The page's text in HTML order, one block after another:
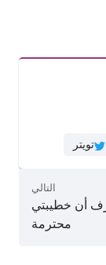
تويتر
التالي
أن خطيبتي
محترمة